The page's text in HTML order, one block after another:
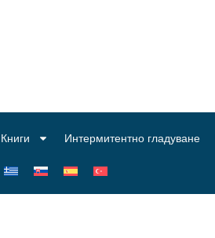
Книги Интермитентно гладуване